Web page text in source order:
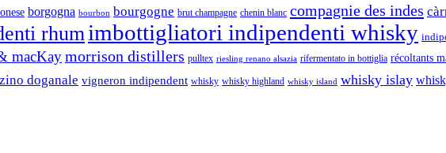
borgogna bourbon bourgogne brut champagne chenin blanc compagnie des indes
rhum imbottigliatori indipendenti whisky
macKaymorrison distillers pulltex riesling renano alsazia rifermentato in bottiglia récoltants
doganale vigneron indipendent whisky whisky highland whisky island whisky islay